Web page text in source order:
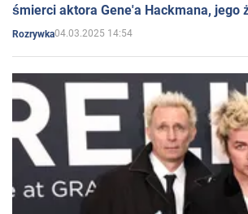
śmierci aktora Gene'a Hackmana, jego
Rozrywka04.03.2025 14:54